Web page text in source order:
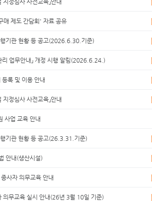
정심사 사전교육」안내
매 제도 간담회' 자료 공유
기관 현황 등 공고(2026.6.30.기준)
리 업무안내」 개정 시행 알림(2026.6.24.)
록 및 이용 안내
정심사 사전교육」안내
사업 교육 안내
기관 현황 등 공고(26.3.31.기준)
안내(생산시설)
사자 의무교육 안내
의무교육 실시 안내(26년 3월 10일 기준)